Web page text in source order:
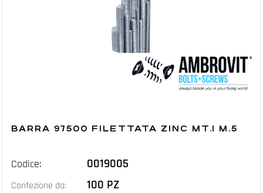
BARRA 97500 FILETTATA ZINC MT.1 M.5
Codice: 0019005
Confezione da: 100 PZ